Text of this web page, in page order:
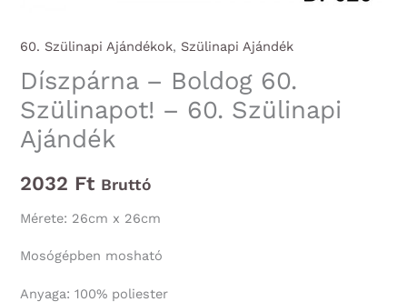
60. Szülinapi Ajándékok, Szülinapi Ajándék
Díszpárna – Boldog 60.
Szülinapot! – 60. Szülinapi
Ajándék
2032 Ft Bruttó
Mérete: 26cm x 26cm
Mosógépben mosható
Anyaga: 100% poliester